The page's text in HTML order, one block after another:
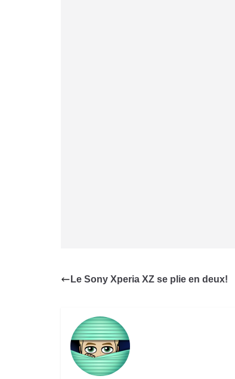
Le Sony Xperia XZ se plie en deux!